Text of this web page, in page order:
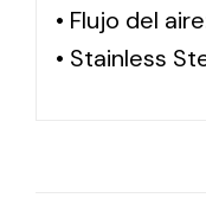
• Flujo del
• Stainless